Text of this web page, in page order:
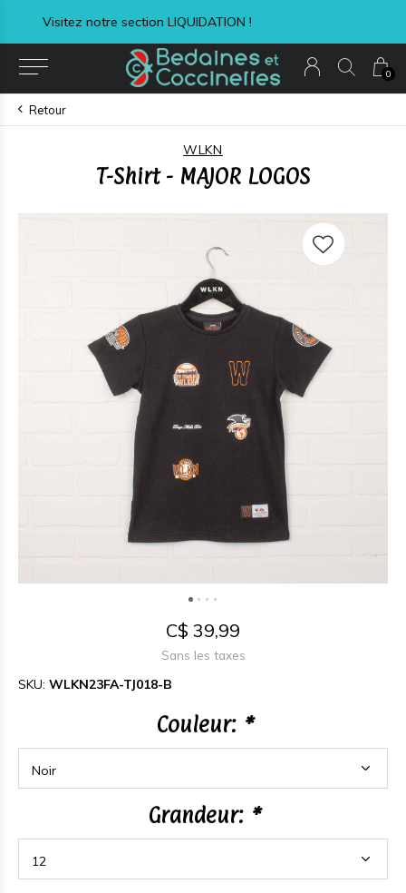
0
Livraison express à 8,99$ + taxes
Retour
WLKN
T-Shirt - MAJOR LOGOS
C$ 39,99
Sans les taxes
SKU: WLKN23FA-TJ018-B
Couleur: *
Grandeur: *